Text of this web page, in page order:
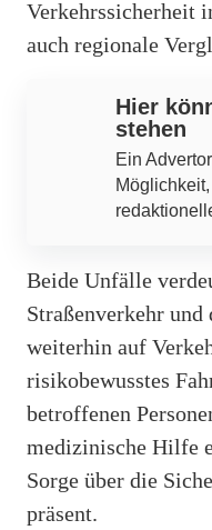
Verkehrssicherheit
auch regionale
Hier
stehen
Ein
Beide Unfälle
Straßenverkehr
weiterhin auf
risikobewusstes
betroffenen
medizinische Hilfe
Sorge über die
präsent.